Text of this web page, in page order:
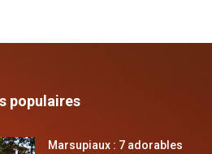
populaires
Marsupiaux : 7 adorables